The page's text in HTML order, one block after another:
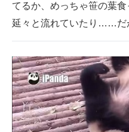
てるか、めっちゃ笹の葉
延々と流れていたり……だ